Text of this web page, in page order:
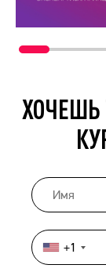
United
States
+1